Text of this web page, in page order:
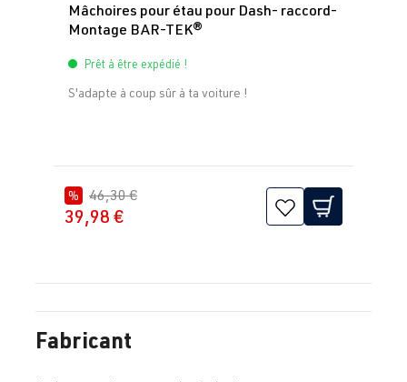
Mâchoires pour étau pour Dash- raccord-
Montage BAR-TEK®
Prêt à être expédié !
S'adapte à coup sûr à ta voiture !
% 46,30 €
39,98 €
Fabricant